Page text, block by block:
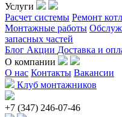
Услуги
Расчет системы Ремонт
Монтажные работы
запасных частей
Блог Акции Доставка и
О компании
О нас Контакты Вакансии
Клуб монтажников
+7 (347) 246-07-46